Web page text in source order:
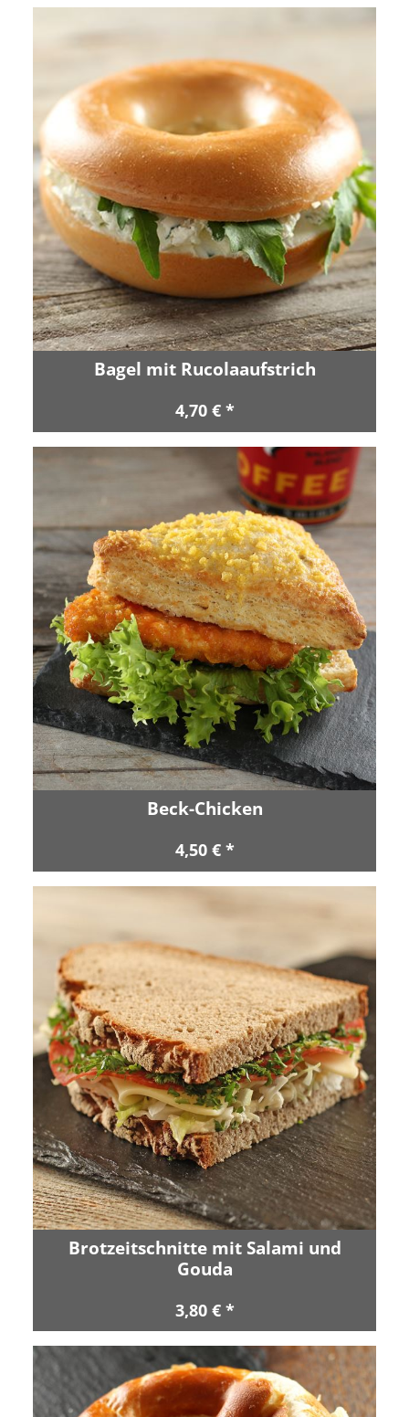
Bagel mit Rucolaaufstrich
4,70 € *
Beck-Chicken
4,50 € *
Brotzeitschnitte mit Salami und
Gouda
3,80 € *